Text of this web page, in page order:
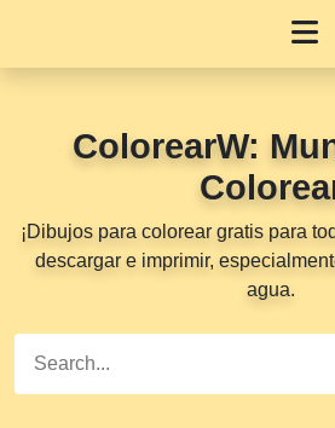
ColorearW:
¡Dibujos para colorear gratis para
descargar e imprimir,
agua.